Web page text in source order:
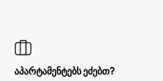
აპარტამენტებს ეძებთ?